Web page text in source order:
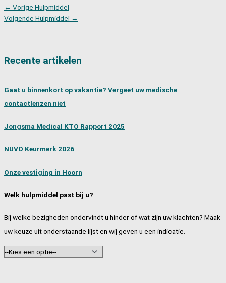
← Vorige Hulpmiddel
Volgende Hulpmiddel →
Recente artikelen
Gaat u binnenkort op vakantie? Vergeet uw medische
contactlenzen niet
Jongsma Medical KTO Rapport 2025
NUVO Keurmerk 2026
Onze vestiging in Hoorn
Welk hulpmiddel past bij u?
Bij welke bezigheden ondervindt u hinder of wat zijn uw klachten? Maak
uw keuze uit onderstaande lijst en wij geven u een indicatie.